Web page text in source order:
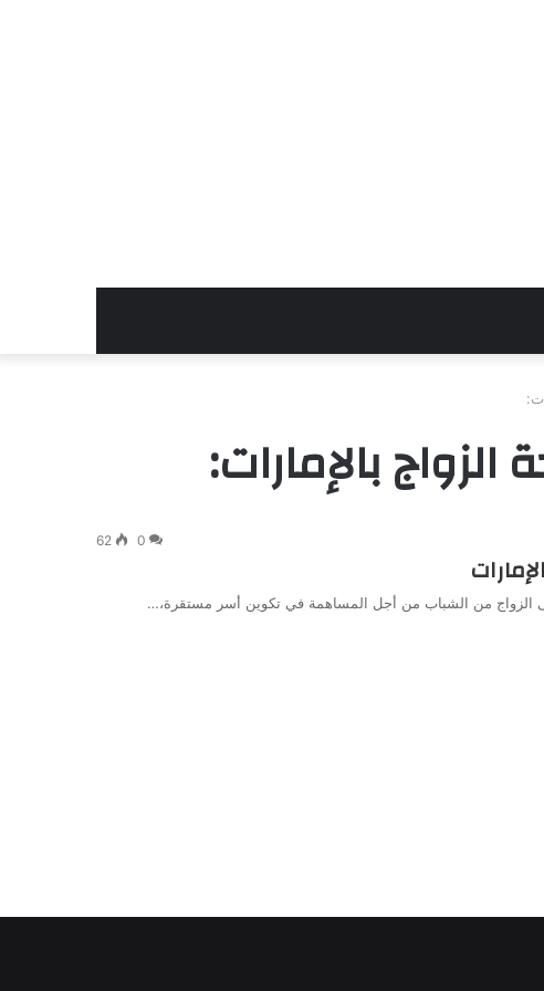
بالإمارات:
0
62
الزواج من الشباب من أجل المساهمة في تكوين أسر مستقرة،…